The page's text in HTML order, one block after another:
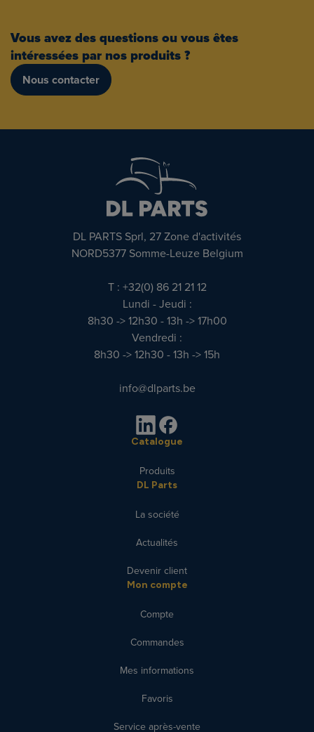
Vous avez des questions ou vous êtes
intéressées par nos produits ?
Nous contacter
DL PARTS Sprl, 27 Zone d'activités
NORD5377 Somme-Leuze Belgium
T : +32(0) 86 21 21 12
Lundi - Jeudi :
8h30 -> 12h30 - 13h -> 17h00
Vendredi :
8h30 -> 12h30 - 13h -> 15h
info@dlparts.be
Catalogue
Produits
DL Parts
La société
Actualités
Devenir client
Mon compte
Compte
Commandes
Mes informations
Favoris
Service après-vente